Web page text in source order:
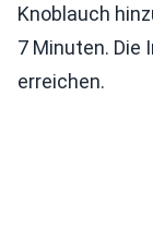
Knoblauch
7 Minuten. Die
erreichen.